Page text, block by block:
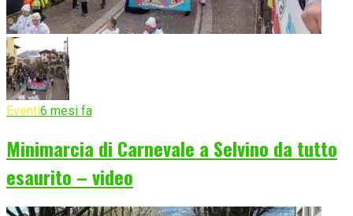
Eventi6 mesi fa
Minimarcia di Carnevale a Selvino da tutto
esaurito – video